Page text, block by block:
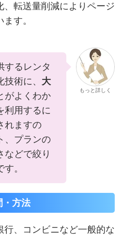
、転送量削減によりページ
す。
するレンタ
術に、 大
がよくわか
利用するに
れますの
、プランの
などで絞り
。
もっと詳しく
・方法
行、コンビニなど一般的な